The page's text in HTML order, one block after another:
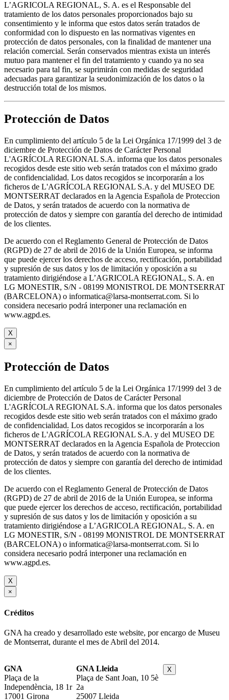
L’AGRICOLA REGIONAL, S. A. es el Responsable del
tratamiento de los datos personales proporcionados bajo su
consentimiento y le informa que estos datos serán tratados de
conformidad con lo dispuesto en las normativas vigentes en
protección de datos personales, con la finalidad de mantener una
relación comercial. Serán conservados mientras exista un interés
mutuo para mantener el fin del tratamiento y cuando ya no sea
necesario para tal fin, se suprimirán con medidas de seguridad
adecuadas para garantizar la seudonimización de los datos o la
destrucción total de los mismos.
Protección de Datos
En cumplimiento del artículo 5 de la Lei Orgánica 17/1999 del 3 de
diciembre de Protección de Datos de Carácter Personal
L'AGRÍCOLA REGIONAL S.A. informa que los datos personales
recogidos desde este sitio web serán tratados con el máximo grado
de confidencialidad. Los datos recogidos se incorporarán a los
ficheros de L'AGRÍCOLA REGIONAL S.A. y del MUSEO DE
MONTSERRAT declarados en la Agencia Española de Proteccion
de Datos, y serán tratados de acuerdo con la normativa de
protección de datos y siempre con garantía del derecho de intimidad
de los clientes.
De acuerdo con el Reglamento General de Protección de Datos
(RGPD) de 27 de abril de 2016 de la Unión Europea, se informa
que puede ejercer los derechos de acceso, rectificación, portabilidad
y supresión de sus datos y los de limitación y oposición a su
tratamiento dirigiéndose a L’AGRICOLA REGIONAL, S. A. en
LG MONESTIR, S/N - 08199 MONISTROL DE MONTSERRAT
(BARCELONA) o informatica@larsa-montserrat.com. Si lo
considera necesario podrá interponer una reclamación en
www.agpd.es.
X
×
Protección de Datos
En cumplimiento del artículo 5 de la Lei Orgánica 17/1999 del 3 de
diciembre de Protección de Datos de Carácter Personal
L'AGRÍCOLA REGIONAL S.A. informa que los datos personales
recogidos desde este sitio web serán tratados con el máximo grado
de confidencialidad. Los datos recogidos se incorporarán a los
ficheros de L'AGRÍCOLA REGIONAL S.A. y del MUSEO DE
MONTSERRAT declarados en la Agencia Española de Proteccion
de Datos, y serán tratados de acuerdo con la normativa de
protección de datos y siempre con garantía del derecho de intimidad
de los clientes.
De acuerdo con el Reglamento General de Protección de Datos
(RGPD) de 27 de abril de 2016 de la Unión Europea, se informa
que puede ejercer los derechos de acceso, rectificación, portabilidad
y supresión de sus datos y los de limitación y oposición a su
tratamiento dirigiéndose a L’AGRICOLA REGIONAL, S. A. en
LG MONESTIR, S/N - 08199 MONISTROL DE MONTSERRAT
(BARCELONA) o informatica@larsa-montserrat.com. Si lo
considera necesario podrá interponer una reclamación en
www.agpd.es.
X
×
Créditos
GNA ha creado y desarrollado este website, por encargo de Museu
de Montserrat, durante el mes de Abril del 2014.
GNA
Plaça de la
Independència, 18 1r
17001 Girona
GNA Lleida
Plaça de Sant Joan, 10 5è
2a
25007 Lleida
X